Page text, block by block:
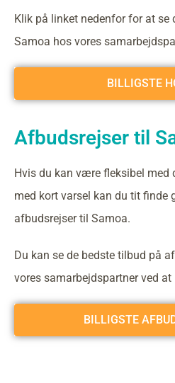
Klik på linket nedenfor for at se
Samoa hos vores
BILLIGSTE
Afbudsrejser til
Hvis du kan være fleksibel med
med kort varsel kan du tit finde
afbudsrejser til Samoa.
Du kan se de bedste tilbud på
vores samarbejdspartner ved
BILLIGSTE